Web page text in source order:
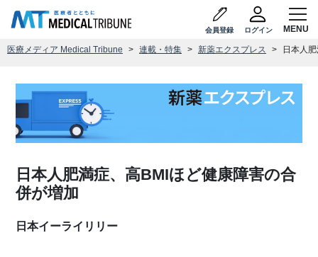
会員登録 ログイン
医療メディア Medical Tribune 連載・特集 新薬エクスプレス 日本人
日本人肥満症、高BMIほど健康障害の合
併が増加
日本イーライリリー